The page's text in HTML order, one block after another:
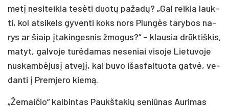
me­tį ne­si­tei­kia te­sė­ti duo­tų pa­ža­dų? „Gal rei­kia lauk­
ti, kol at­si­kels gy­ven­ti koks nors Plun­gės ta­ry­bos na­
rys ar šiaip įta­kin­ges­nis žmo­gus?“ – klau­sia drūk­tiš­kis,
ma­tyt, gal­vo­je tu­rė­da­mas ne­se­niai vi­so­je Lie­tu­vo­je
nu­skam­bė­ju­sį at­ve­jį, kai bu­vo išas­fal­tuo­ta gat­vė, ve­
dan­ti į Prem­je­ro kie­mą.
„Že­mai­čio“ kal­bin­tas Paukš­ta­kių se­niū­nas Au­ri­mas